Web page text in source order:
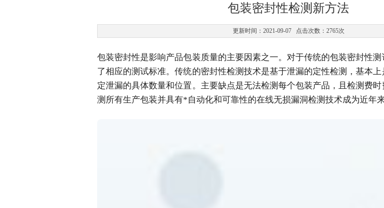
包装密封性检测新方法
更新时间：2021-09-07 点击次数：2765次
包装密封性是影响产品包装质量的主要因素之一。对于传统的包装密封性
了相应的测试标准。传统的密封性检测技术是基于泄漏的定性检测，基本
定泄漏的具体数量和位置。主要缺点是无法检测每个包装产品，且检测费
测所有生产包装并具有*自动化和可靠性的在线无损漏洞检测技术成为近年